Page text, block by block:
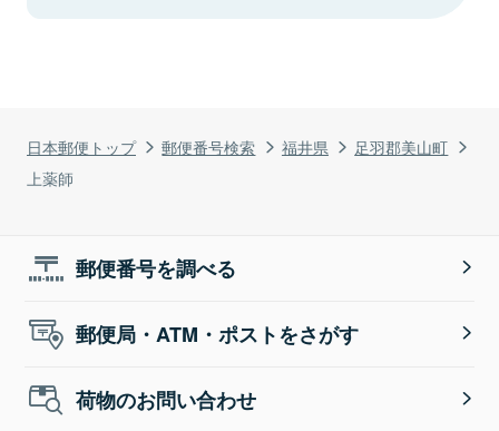
日本郵便トップ 郵便番号検索 福井県
足羽郡美山町
上薬師
郵便番号を調べる
郵便局・ATM・ポストをさがす
荷物のお問い合わせ